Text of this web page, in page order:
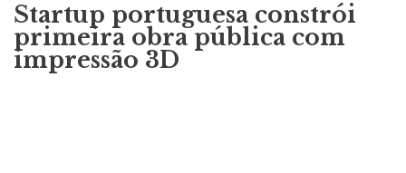
Startup portuguesa constrói
primeira obra pública com
impressão 3D